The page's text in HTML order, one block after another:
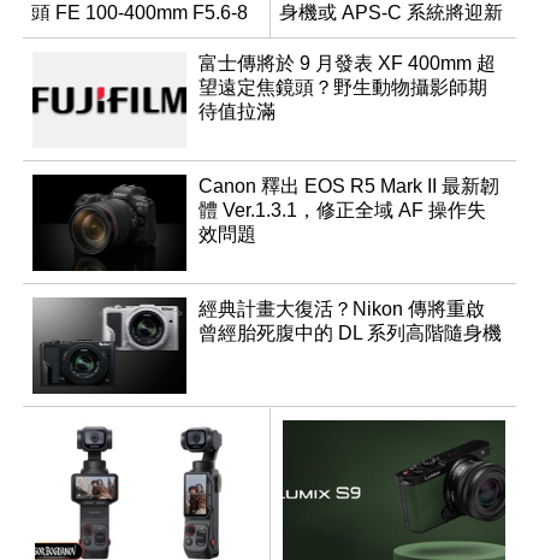
頭 FE 100-400mm F5.6-8
身機或 APS-C 系統將迎新
成員？
富士傳將於 9 月發表 XF 400mm 超
望遠定焦鏡頭？野生動物攝影師期
待值拉滿
Canon 釋出 EOS R5 Mark II 最新韌
體 Ver.1.3.1，修正全域 AF 操作失
效問題
經典計畫大復活？Nikon 傳將重啟
曾經胎死腹中的 DL 系列高階隨身機